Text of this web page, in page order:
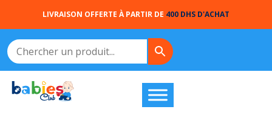
LIVRAISON OFFERTE À PARTIR DE 400 DHS D'ACHAT